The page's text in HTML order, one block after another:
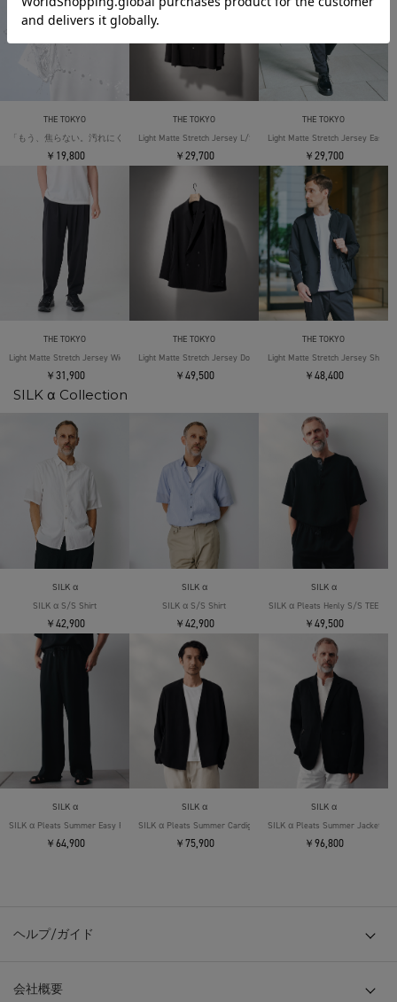
THE TOKYO
「もう、焦らない。汚れにくい」SOLOTEX Jersey S/S T-Shirts
￥19,800
THE TOKYO
Light Matte Stretch Jersey L/S Shirt
￥29,700
THE TOKYO
Light Matte Stretch Jersey Easy
￥29,700
THE TOKYO
Light Matte Stretch Jersey Wide Tapered Pants
￥31,900
THE TOKYO
Light Matte Stretch Jersey Double Jacket
￥49,500
THE TOKYO
Light Matte Stretch Jersey Shape
￥48,400
SILK α Collection
SILK α
SILK α S/S Shirt
￥42,900
SILK α
SILK α S/S Shirt
￥42,900
SILK α
SILK α Pleats Henly S/S TEE
￥49,500
SILK α
SILK α Pleats Summer Easy Pants
￥64,900
SILK α
SILK α Pleats Summer Cardigan
￥75,900
SILK α
SILK α Pleats Summer Jacket
￥96,800
ヘルプ/ガイド
会社概要